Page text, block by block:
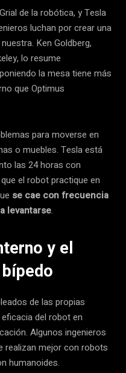
de la robótica, y Tesla
luchan por crear una
Ken Goldberg,
lo resume
la mesa tiene más
que Optimus
para moverse en
o muebles. Tesla está
las 24 horas con
el robot practique en
se cae con frecuencia
levantarse.
y el
de las propias
del robot en
Algunos ingenieros
realizan mejor con robots
humanoides.